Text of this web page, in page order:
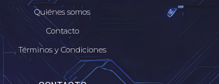
Quiénes somos
Contacto
Términos y Condiciones